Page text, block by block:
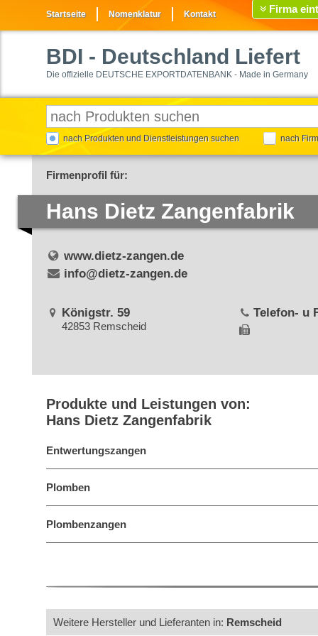
Startseite Nomenklatur Kontakt Firma
BDI - Deutschland Liefert
Die offizielle DEUTSCHE EXPORTDATENBANK - Made in Germany
nach Produkten und Dienstleistungen suchen nach
Firmenprofil für:
Hans Dietz Zangenfabrik
www.dietz-zangen.de
info@dietz-zangen.de
Königstr. 59
42853 Remscheid
Telefon- u
Produkte und Leistungen von:
Hans Dietz Zangenfabrik
Entwertungszangen
Plomben
Plombenzangen
Weitere Hersteller und Lieferanten in: Remscheid